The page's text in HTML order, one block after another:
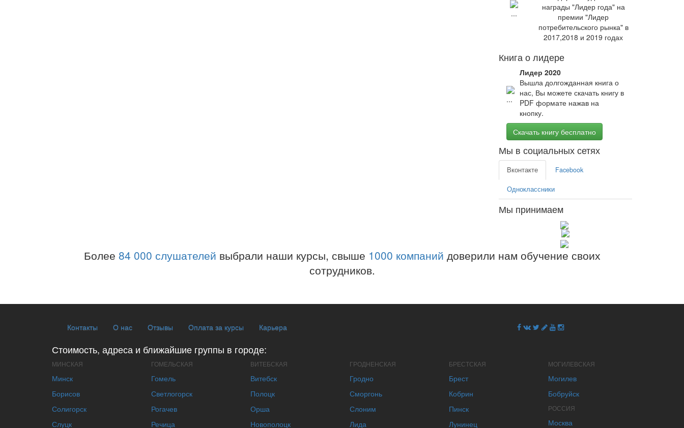
награды "Лидер года" на
премии "Лидер
потребительского рынка" в
2017,2018 и 2019 годах
Книга о лидере
Лидер 2020
Вышла долгожданная книга о
нас, Вы можете скачать книгу в
PDF формате нажав на
кнопку.
Скачать книгу бесплатно
Мы в социальных сетях
Вконтакте Facebook
Одноклассники
Мы принимаем
Более 84 000 слушателей выбрали наши курсы, свыше 1000 компаний доверили нам обучение своих
сотрудников.
Контакты О нас Отзывы Оплата за курсы Карьера
Стоимость, адреса и ближайшие группы в городе:
МИНСКАЯ
Минск
Борисов
Солигорск
Слуцк
ГОМЕЛЬСКАЯ
Гомель
Светлогорск
Рогачев
Речица
ВИТЕБСКАЯ
Витебск
Полоцк
Орша
Новополоцк
ГРОДНЕНСКАЯ
Гродно
Сморгонь
Слоним
Лида
БРЕСТСКАЯ
Брест
Кобрин
Пинск
Лунинец
МОГИЛЕВСКАЯ
Могилев
Бобруйск
РОССИЯ
Москва